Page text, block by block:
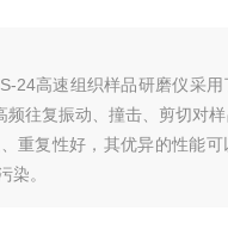
24高速组织样品研磨仪采
频往复振动、撞击、剪切对
重复性好，其优异的性能
染。